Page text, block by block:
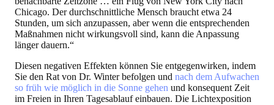
Chicago. Der durchschnittliche Mensch braucht etwa 24
Stunden, um sich anzupassen, aber wenn die entsprechenden
Maßnahmen nicht wirkungsvoll sind, kann die Anpassung
länger dauern.“
Diesen negativen Effekten können Sie entgegenwirken, indem
Sie den Rat von Dr. Winter befolgen und nach dem Aufwachen
so früh wie möglich in die Sonne gehen und konsequent Zeit
im Freien in Ihren Tagesablauf einbauen. Die Lichtexposition